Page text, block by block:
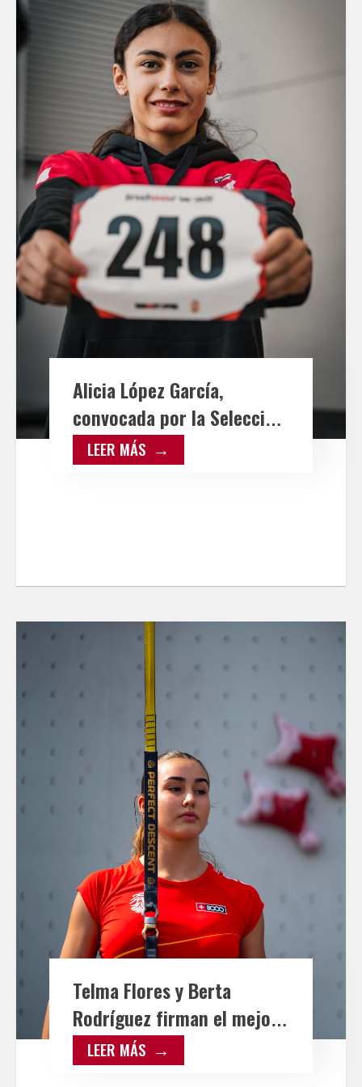
Alicia López García,
convocada por la Selección
Española Juvenil para el
Campeonato de Europa de
LEER MÁS
Telma Flores y Berta
Rodríguez firman el mejor
resultado internacional de
Castilla-La Mancha en St.
LEER MÁS